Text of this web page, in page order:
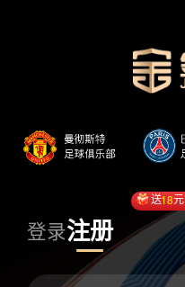
登录注册
送18元